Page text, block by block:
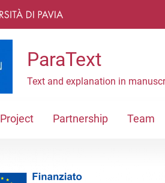
ParaText
Text and explanation in
Project Partnership Team